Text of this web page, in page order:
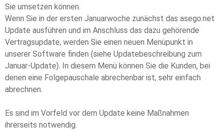
Sie umsetzen können.
Wenn Sie in der ersten Januarwoche zunächst das asego.net
Update ausführen und im Anschluss das dazu gehörende
Vertragsupdate, werden Sie einen neuen Menüpunkt in
unserer Software finden (siehe Updatebeschreibung zum
Januar-Update). In diesem Menü können Sie die Kunden, bei
denen eine Folgepauschale abrechenbar ist, sehr einfach
abrechnen.
Es sind im Vorfeld vor dem Update keine Maßnahmen
ihrerseits notwendig.